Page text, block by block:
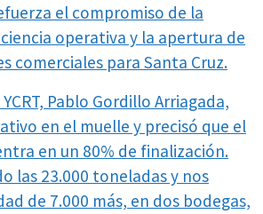
el compromiso de la
operativa y la apertura de
comerciales para Santa Cruz.
Pablo Gordillo Arriagada,
en el muelle y precisó que el
en un 80% de finalización.
las 23.000 toneladas y nos
de 7.000 más, en dos bodegas,